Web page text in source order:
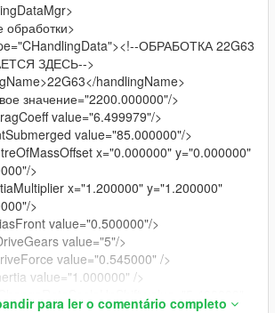
обработки>
ОБРАБОТКА 22G63
ЗДЕСЬ-->
handlingName>
значение="2200.000000"/>
value="6.499979"/>
value="85.000000"/>
x="0.000000" y="0.000000"
>
x="1.200000" y="1.200000"
>
value="0.500000"/>
value="5"/>
value="0.545000" />
value="1.000000" />
value="5.400000"
para ler o comentário completo